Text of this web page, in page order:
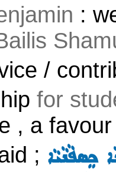
:
/
for
, a
; ܟܸܣܦܵܢܵܝܵܐ